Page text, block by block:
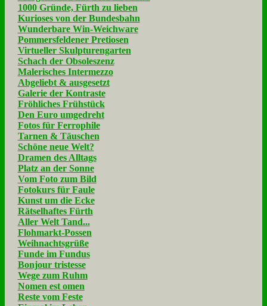
1000 Gründe, Fürth zu lieben
Kurioses von der Bundesbahn
Wunderbare Win-Weichware
Pommersfeldener Pretiosen
Virtueller Skulpturengarten
Schach der Obsoleszenz
Malerisches Intermezzo
Abgeliebt & ausgesetzt
Galerie der Kontraste
Fröhliches Frühstück
Den Euro umgedreht
Fotos für Ferrophile
Tarnen & Täuschen
Schöne neue Welt?
Dramen des Alltags
Platz an der Sonne
Vom Foto zum Bild
Fotokurs für Faule
Kunst um die Ecke
Rätselhaftes Fürth
Aller Welt Tand...
Flohmarkt-Possen
Weihnachtsgrüße
Funde im Fundus
Bonjour tristesse
Wege zum Ruhm
Nomen est omen
Reste vom Feste